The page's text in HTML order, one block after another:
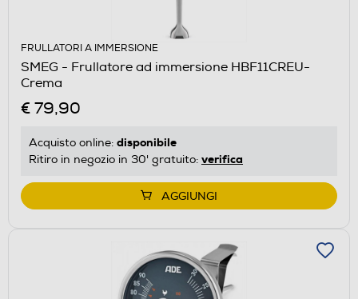
FRULLATORI A IMMERSIONE
SMEG - Frullatore ad immersione HBF11CREU-
Crema
€ 79,90
Acquisto online: disponibile
Ritiro in negozio in 30' gratuito: verifica
AGGIUNGI